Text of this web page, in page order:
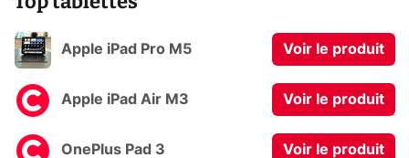
Apple iPad Pro M5 Voir le produit
Apple iPad Air M3 Voir le produit
OnePlus Pad 3 Voir le produit